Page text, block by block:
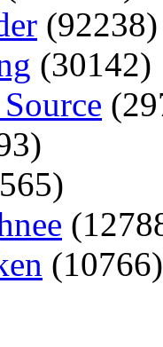
(92238)
(30142)
(10766)